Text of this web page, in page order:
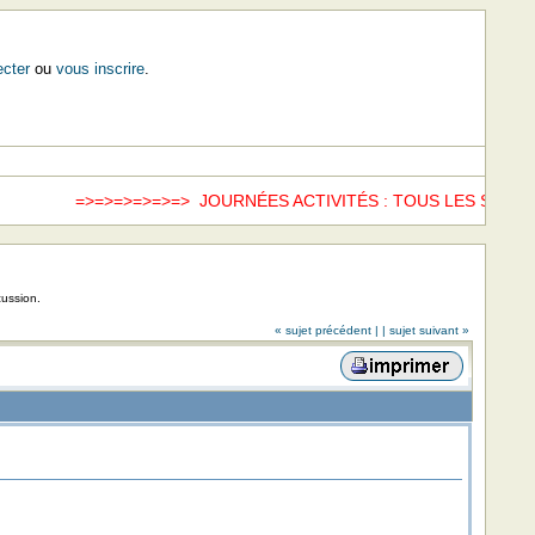
ou vous inscrire.
=>=>=>=>=>=> JOURNÉES ACTIVITÉS : TOUS LES
« sujet précédent | | sujet suivant »